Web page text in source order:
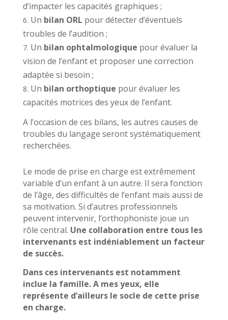
d’impacter les capacités graphiques ;
Un bilan ORL pour détecter d’éventuels
troubles de l’audition ;
Un bilan ophtalmologique pour évaluer la
vision de l’enfant et proposer une correction
adaptée si besoin ;
Un bilan orthoptique pour évaluer les
capacités motrices des yeux de l’enfant.
A l’occasion de ces bilans, les autres causes de
troubles du langage seront systématiquement
recherchées.
Le mode de prise en charge est extrêmement
variable d’un enfant à un autre. Il sera fonction
de l’âge, des difficultés de l’enfant mais aussi de
sa motivation. Si d’autres professionnels
peuvent intervenir, l’orthophoniste joue un
rôle central. Une collaboration entre tous les
intervenants est indéniablement un facteur
de succès.
Dans ces intervenants est notamment
inclue la famille. A mes yeux, elle
représente d’ailleurs le socle de cette prise
en charge.